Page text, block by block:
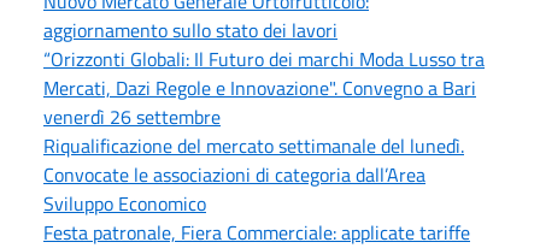
aggiornamento sullo stato dei lavori
“Orizzonti Globali: Il Futuro dei marchi Moda Lusso tra
Mercati, Dazi Regole e Innovazione". Convegno a Bari
venerdì 26 settembre
Riqualificazione del mercato settimanale del lunedì.
Convocate le associazioni di categoria dall’Area
Sviluppo Economico
Festa patronale, Fiera Commerciale: applicate tariffe